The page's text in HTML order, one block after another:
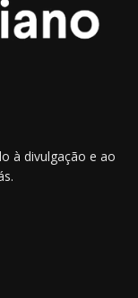
à divulgação e ao